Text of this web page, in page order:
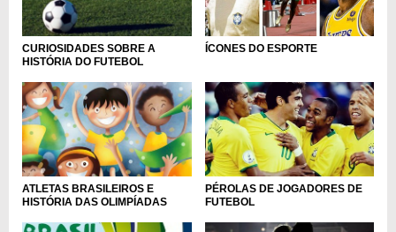
CURIOSIDADES SOBRE A
HISTÓRIA DO FUTEBOL
ÍCONES DO ESPORTE
ATLETAS BRASILEIROS E
HISTÓRIA DAS OLIMPÍADAS
PÉROLAS DE JOGADORES DE
FUTEBOL